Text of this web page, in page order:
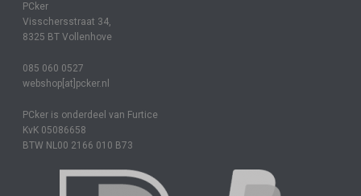
PCker
Visschersstraat 34,
8325 BT Vollenhove
085 060 0527
webshop[at]pcker.nl
PCker is onderdeel van Furtice
KvK 05086658
BTW NL00 2166 010 B73